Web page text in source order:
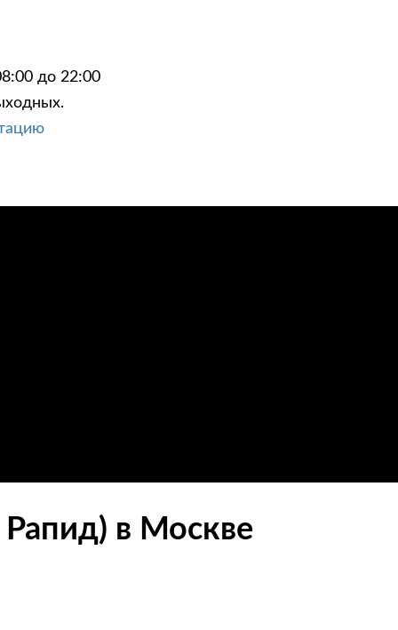
до 22:00
в Москве